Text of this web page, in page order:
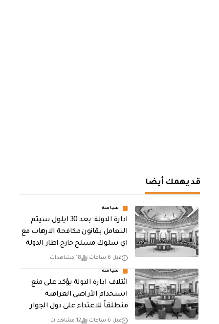
قد يهمك أيضا
سياسة
ادارة الدولة: بعد 30 ايلول سيتم
التعامل بقانون مكافحة الارهاب مع
اي سلوك مسلح خارج اطار الدولة
قبل 6 ساعات 18 مشاهدات
سياسة
ائتلاف ادارة الدولة يؤكد على منع
استخدام الأراضي العراقية
منطلقاً للاعتداء على دول الجوار
قبل 6 ساعات 12 مشاهدات